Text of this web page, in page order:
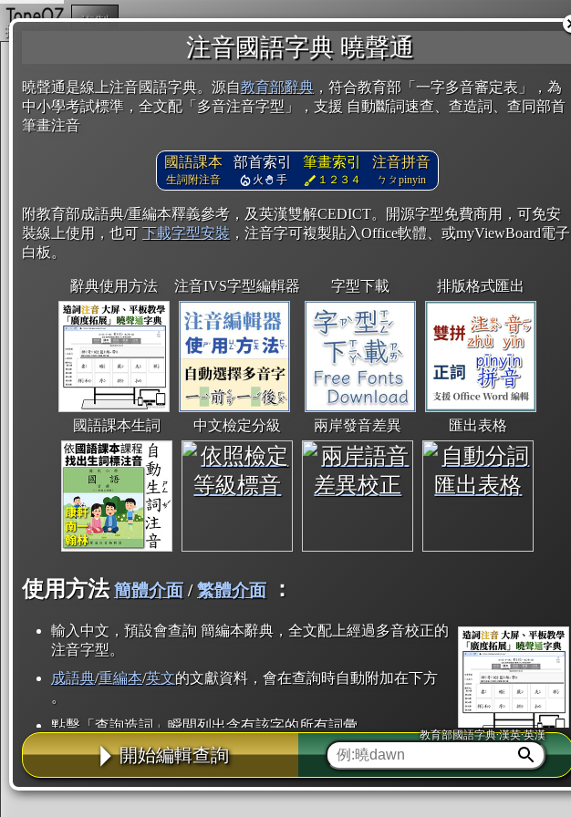
注音國語字典 曉聲通
曉聲通是線上注音國語字典。源自教育部辭典 ，符合教育部「一字多音審定表」，為
中小學考試標準，全文配「多音注音字型」，支援 自動斷詞速查、查造詞、查同部首
筆畫注音
國語課本
生詞附注音
部首索引
火 手
筆畫索引
１２３４
注音拼音
ㄅㄆpinyin
附教育部成語典/重編本釋義參考，及英漢雙解CEDICT。開源字型免費商用，可免安
裝線上使用，也可 下載字型安裝 ，注音字可複製貼入Office軟體、或myViewBoard電子
白板。
辭典使用方法 注音IVS字型編輯器 字型下載 排版格式匯出
國語課本生詞 中文檢定分級 兩岸發音差異 匯出表格
使用方法 簡體介面/繁體介面 ：
輸入中文，預設會查詢 簡編本辭典，全文配上經過多音校正的
注音字型。
成語典/重編本/英文的文獻資料，會在查詢時自動附加在下方
。
點擊「查詢造詞」瞬間列出含有該字的所有詞彙。
點「部首」瞬間列出所有「同部首字」。也支援查詢「同注音」或「同筆畫」。
辭典解釋的全文都經過自動斷詞，點擊便可瞬間「連續查詢」此字詞的解釋，不
用手動重複輸入。
開始編輯查詢
教育部國語字典·漢英·英漢
複製